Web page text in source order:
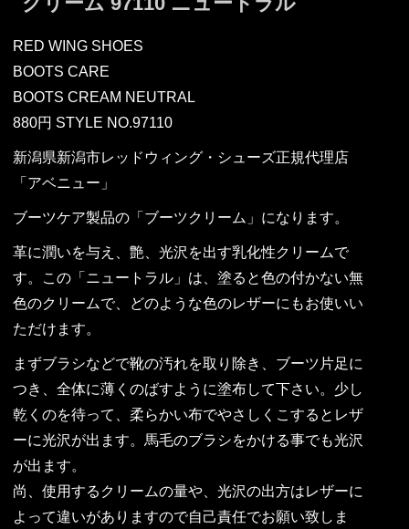
RED WING SHOES
BOOTS CARE
BOOTS CREAM NEUTRAL
880円 STYLE NO.97110
新潟県新潟市レッドウィング・シューズ正規代理店
「アベニュー」
ブーツケア製品の「ブーツクリーム」になります。
革に潤いを与え、艶、光沢を出す乳化性クリームで
す。この「ニュートラル」は、塗ると色の付かない無
色のクリームで、どのような色のレザーにもお使いい
ただけます。
まずブラシなどで靴の汚れを取り除き、ブーツ片足に
つき、全体に薄くのばすように塗布して下さい。少し
乾くのを待って、柔らかい布でやさしくこするとレザ
ーに光沢が出ます。馬毛のブラシをかける事でも光沢
が出ます。
尚、使用するクリームの量や、光沢の出方はレザーに
よって違いがありますので自己責任でお願い致しま